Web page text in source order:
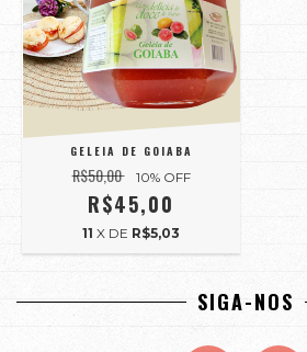
GELEIA DE GOIABA
R$50,00 10% OFF
R$45,00
11 X DE R$5,03
SIGA-NOS